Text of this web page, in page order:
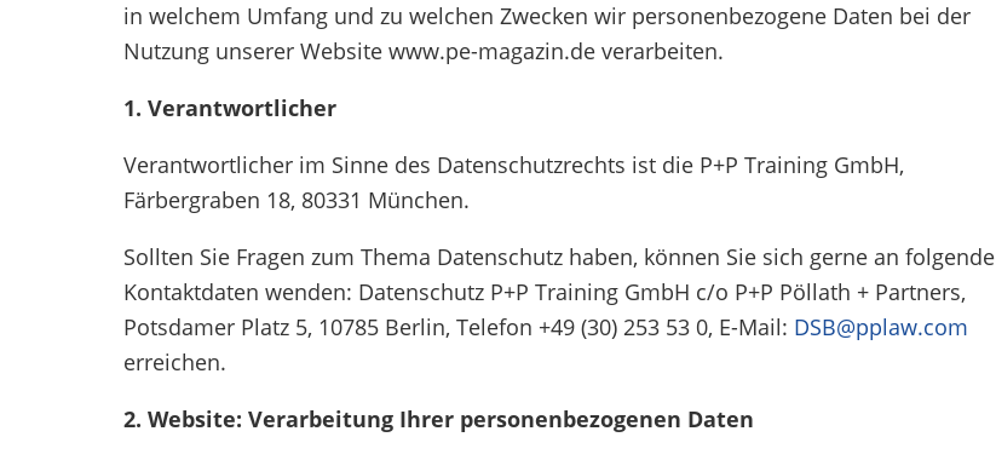
Tax
in welchem Umfang und zu welchen Zwecken wir personenbezogene Daten bei der
Nutzung unserer Website www.pe-magazin.de verarbeiten.
1. Verantwortlicher
Verantwortlicher im Sinne des Datenschutzrechts ist die P+P Training GmbH,
Färbergraben 18, 80331 München.
Sollten Sie Fragen zum Thema Datenschutz haben, können Sie sich gerne an folgende
Kontaktdaten wenden: Datenschutz P+P Training GmbH c/o P+P Pöllath + Partners,
Potsdamer Platz 5, 10785 Berlin, Telefon +49 (30) 253 53 0, E-Mail: DSB@pplaw.com
erreichen.
2. Website: Verarbeitung Ihrer personenbezogenen Daten